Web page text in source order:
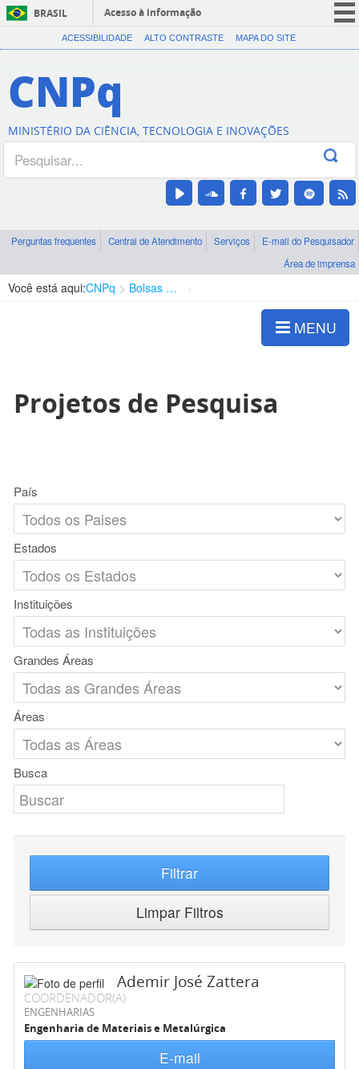
BRASIL
Acesso à informação
CORONAVÍRUS (COVID-19)
Canais
ACESSIBILIDADE ALTO CONTRASTE MAPA DO SITE
CNPq
MINISTÉRIO DA CIÊNCIA, TECNOLOGIA E INOVAÇÕES
Perguntas frequentes Central de Atendimento Serviços
E-mail do Pesquisador
Área de imprensa
Você está aqui:CNPq Bolsas e Auxílios Vigentes
MENU
Projetos de Pesquisa
País
Estados
Instituições
Grandes Áreas
Áreas
Busca
Filtrar
Limpar Filtros
Ademir José Zattera
COORDENADOR(A)
ENGENHARIAS
Engenharia de Materiais e Metalúrgica
E-mail